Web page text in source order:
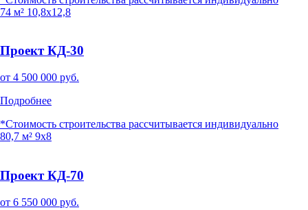
74 м² 10,8x12,8
Проект КД-30
от 4 500 000 руб.
Подробнее
*Стоимость строительства рассчитывается индивидуально
80,7 м² 9x8
Проект КД-70
от 6 550 000 руб.